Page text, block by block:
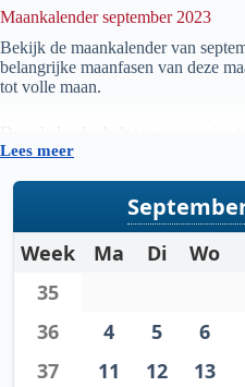
Maankalender september 2023
Bekijk de maankalender van
belangrijke maanfasen van deze
tot volle maan.
Deze kalender helpt je om precies
welke fase staat, handig voor
weten wanneer de volgende volle
De gegevens worden automatisch
gebaseerd op betrouwbare
maand.
Lees meer
Week Ma Di Wo
35
36
4 5 6
37
11 12 13